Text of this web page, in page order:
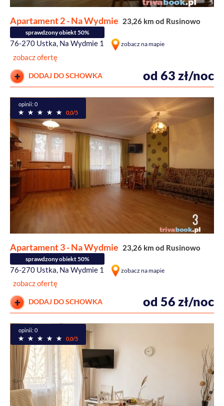
Apartament 2 - Na Wydmie 23,26 km od Rusinowo
sprawdzony obiekt 50%
76-270 Ustka, Na Wydmie 1 zobacz na mapie
zobacz ofertę
DODAJ DO SCHOWKA od 63 zł/noc
opinii: 0
0,0/5
Apartament 3 - Na Wydmie 23,26 km od Rusinowo
sprawdzony obiekt 50%
76-270 Ustka, Na Wydmie 1 zobacz na mapie
zobacz ofertę
DODAJ DO SCHOWKA od 56 zł/noc
opinii: 0
0,0/5